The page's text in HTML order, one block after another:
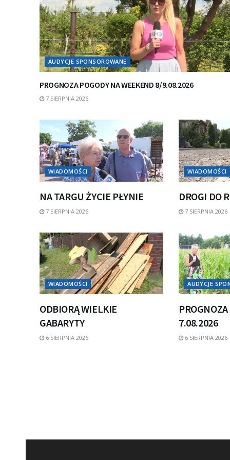
AUDYCJE SPONSOROWANE
PROGNOZA POGODY NA WEEKEND 8/9.08.2026
7 SIERPNIA 2026
WIADOMOŚCI
NA TARGU ŻYCIE PŁYNIE
7 SIERPNIA 2026
WIADOMOŚCI
DROGI DO
7 SIERPNIA 2026
WIADOMOŚCI
ODBIORĄ WIELKIE
GABARYTY
6 SIERPNIA 2026
AUDYCJE
7.08.2026
6 SIERPNIA 2026